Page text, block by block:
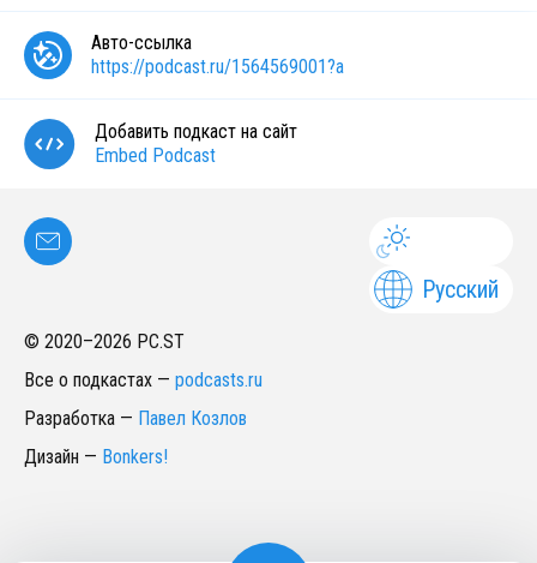
Авто-ссылка
https://podcast.ru/1564569001?a
Добавить подкаст на сайт
Embed Podcast
Русский
© 2020–2026 PC.ST
Все о подкастах — podcasts.ru
Разработка — Павел Козлов
Дизайн — Bonkers!